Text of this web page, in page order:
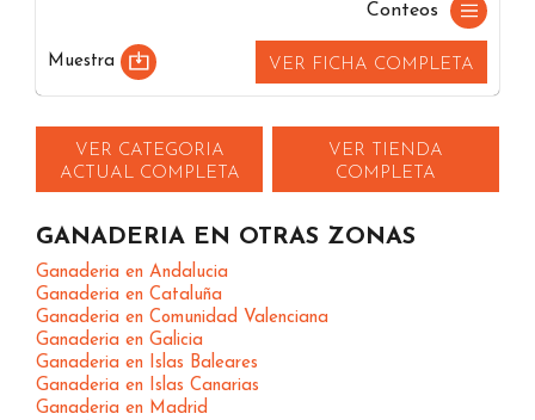
Conteos
Muestra VER FICHA COMPLETA
VER CATEGORIA
ACTUAL COMPLETA
VER TIENDA
COMPLETA
GANADERIA EN OTRAS ZONAS
Ganaderia en Andalucia
Ganaderia en Cataluña
Ganaderia en Comunidad Valenciana
Ganaderia en Galicia
Ganaderia en Islas Baleares
Ganaderia en Islas Canarias
Ganaderia en Madrid